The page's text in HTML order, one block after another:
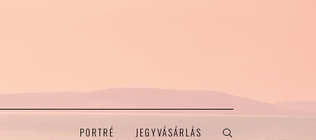
PORTRÉ JEGYVÁSÁRLÁS